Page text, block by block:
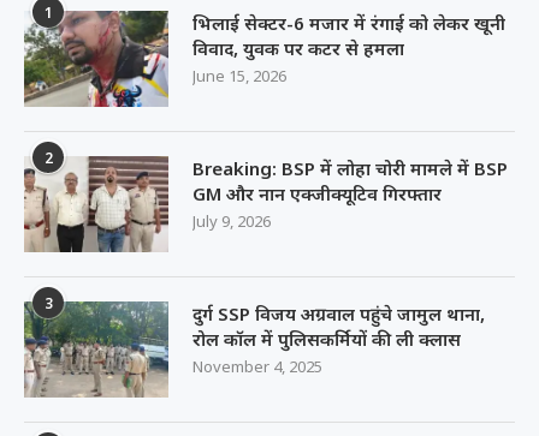
1
भिलाई सेक्टर-6 मजार में रंगाई को लेकर खूनी
विवाद, युवक पर कटर से हमला
June 15, 2026
2
Breaking: BSP में लोहा चोरी मामले में BSP
GM और नान एक्जीक्यूटिव गिरफ्तार
July 9, 2026
3
दुर्ग SSP विजय अग्रवाल पहुंचे जामुल थाना,
रोल कॉल में पुलिसकर्मियों की ली क्लास
November 4, 2025